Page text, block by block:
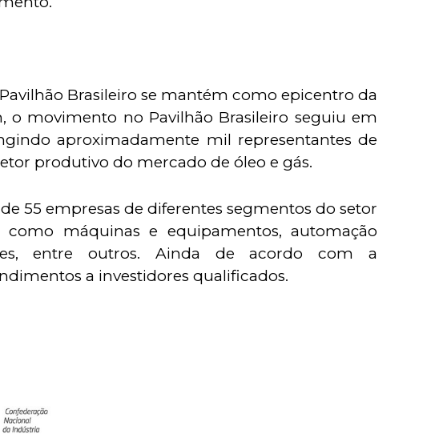
Brasileiro se mantém como epicentro da
o movimento no Pavilhão Brasileiro seguiu em
aproximadamente mil representantes de
produtivo do mercado de óleo e gás.
55 empresas de diferentes segmentos do setor
máquinas e equipamentos, automação
entre outros. Ainda de acordo com a
a investidores qualificados.